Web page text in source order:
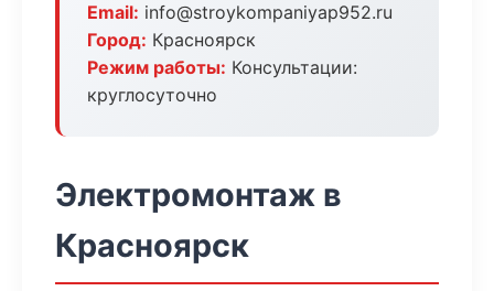
Email: info@stroykompaniyap952.ru
Город: Красноярск
Режим работы: Консультации:
круглосуточно
Электромонтаж в
Красноярск